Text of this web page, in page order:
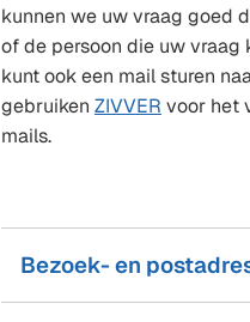
kunnen we uw vraag goed
of de persoon die uw vraag
kunt ook een mail sturen
gebruiken ZIVVER voor het
mails.
Bezoek- en